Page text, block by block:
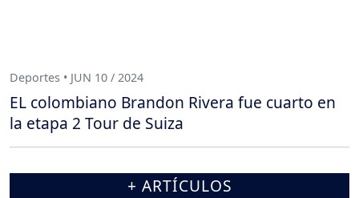
Deportes • JUN 10 / 2024
EL colombiano Brandon Rivera fue cuarto en
la etapa 2 Tour de Suiza
+ ARTÍCULOS